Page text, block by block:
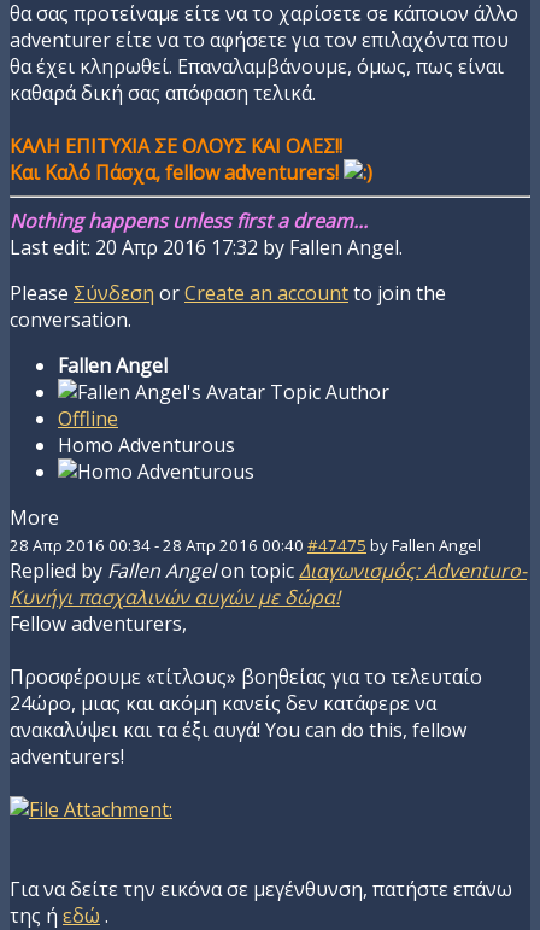
θα σας προτείναμε είτε να το χαρίσετε σε κάποιον άλλο
adventurer είτε να το αφήσετε για τον επιλαχόντα που
θα έχει κληρωθεί. Επαναλαμβάνουμε, όμως, πως είναι
καθαρά δική σας απόφαση τελικά.
ΚΑΛΗ ΕΠΙΤΥΧΙΑ ΣΕ ΟΛΟΥΣ ΚΑΙ ΟΛΕΣ!!
Και Καλό Πάσχα, fellow adventurers!
Nothing happens unless first a dream...
Last edit: 20 Απρ 2016 17:32 by Fallen Angel.
Please Σύνδεση orCreate an accountto join the
conversation.
Fallen Angel
Topic Author
Offline
Homo Adventurous
More
28 Απρ 2016 00:34-28 Απρ 2016 00:40 #47475 byFallen Angel
Replied by Fallen Angelon topicΔιαγωνισμός: Adventuro-
Κυνήγι πασχαλινών αυγών με δώρα!
Fellow adventurers,
Προσφέρουμε «τίτλους» βοηθείας για το τελευταίο
24ώρο, μιας και ακόμη κανείς δεν κατάφερε να
ανακαλύψει και τα έξι αυγά! You can do this, fellow
adventurers!
Για να δείτε την εικόνα σε μεγένθυνση, πατήστε επάνω
της ή εδώ .